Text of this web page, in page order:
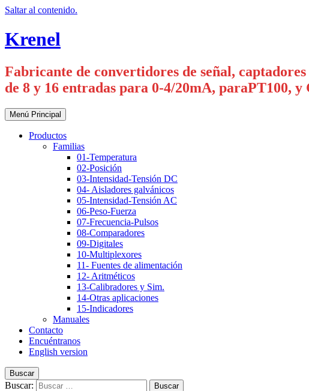
Saltar al contenido.
Krenel
Fabricante de convertidores de señal,
de 8 y 16 entradas para 0-4/20mA, paraPT100,
Menú Principal
Productos
Familias
01-Temperatura
02-Posición
03-Intensidad-Tensión DC
04- Aisladores galvánicos
05-Intensidad-Tensión AC
06-Peso-Fuerza
07-Frecuencia-Pulsos
08-Comparadores
09-Digitales
10-Multiplexores
11- Fuentes de alimentación
12- Aritméticos
13-Calibradores y Sim.
14-Otras aplicaciones
15-Indicadores
Manuales
Contacto
Encuéntranos
English version
Buscar
Buscar: